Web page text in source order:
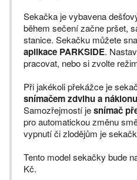
Sekačka je vybavena
během sečení začne pršet,
stanice. Sekačku můžete
aplikace PARKSIDE.
pracovat, nebo si zvolte
Při jakékoli překážce je
snímačem zdvihu a náklonu
Samozřejmostí jesnímač
pro automatickou změnu
vypnutí či zlodějům je
Tento model sekačky bude
Kč.